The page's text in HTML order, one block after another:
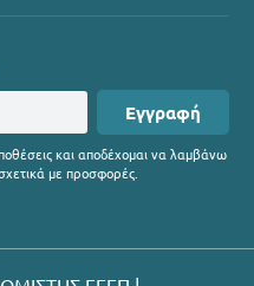
Εγγραφή
και αποδέχομαι να λαμβάνω
με προσφορές.